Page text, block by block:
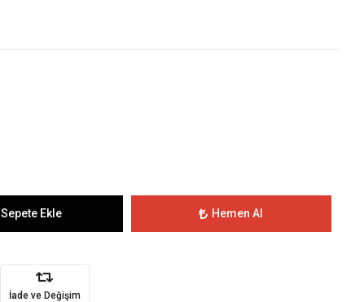
Sepete Ekle Hemen Al
İade ve Değişim